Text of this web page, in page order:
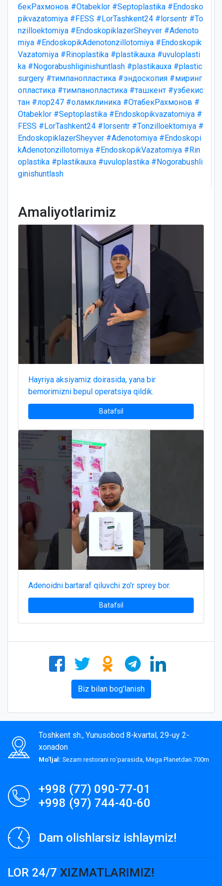
бекРахмонов #Otabeklor #Septoplastika #Endosko
pikvazatomiya #FESS #LorTashkent24 #lorsentr #To
nzilloektomiya #EndoskopiklazerSheyver #Adenoto
miya #EndoskopikAdenotonzillotomiya #Endoskopik
Vazatomiya #Rinoplastika #plastikauxa #uvuloplasti
ka #Nogorabushliginishuntlash #plastikauxa #plastic
surgery #тимпанопластика #эндоскопия #миринг
опластика #тимпанопластика #ташкент #узбекис
тан #лор247 #оламклиника #ОтабекРахмонов #
Otabeklor #Septoplastika #Endoskopikvazatomiya #
FESS #LorTashkent24 #lorsentr #Tonzilloektomiya #
EndoskopiklazerSheyver #Adenotomiya #Endoskopi
kAdenotonzillotomiya #EndoskopikVazatomiya #Rin
oplastika #plastikauxa #uvuloplastika #Nogorabushli
ginishuntlash
Amaliyotlarimiz
Hayriya aksiyamiz doirasida, yana bir
bemorimizni bepul operatsiya qildik.
Batafsil
Adenoidni bartaraf qiluvchi zo’r sprey bor.
Batafsil
Biz bilan bog'lanish
Toshkent sh., Yunusobod 8-kvartal, 29-uy 2-
xonadon
Mo'ljal: Sezam restorani roʻparasida, Mega Planetdan 700m
+998 (77) 090-77-01
+998 (97) 744-40-60
Dam olishlarsiz ishlaymiz!
LOR 24/7 XIZMATLARIMIZ!